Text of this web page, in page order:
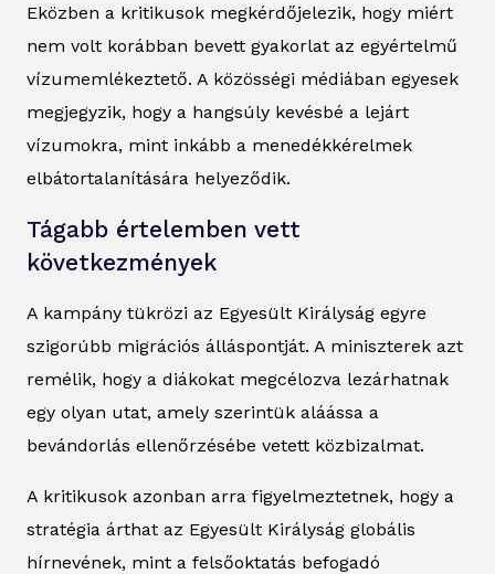
Eközben a kritikusok megkérdőjelezik, hogy miért
nem volt korábban bevett gyakorlat az egyértelmű
vízumemlékeztető. A közösségi médiában egyesek
megjegyzik, hogy a hangsúly kevésbé a lejárt
vízumokra, mint inkább a menedékkérelmek
elbátortalanítására helyeződik.
Tágabb értelemben vett
következmények
A kampány tükrözi az Egyesült Királyság egyre
szigorúbb migrációs álláspontját. A miniszterek azt
remélik, hogy a diákokat megcélozva lezárhatnak
egy olyan utat, amely szerintük aláássa a
bevándorlás ellenőrzésébe vetett közbizalmat.
A kritikusok azonban arra figyelmeztetnek, hogy a
stratégia árthat az Egyesült Királyság globális
hírnevének, mint a felsőoktatás befogadó